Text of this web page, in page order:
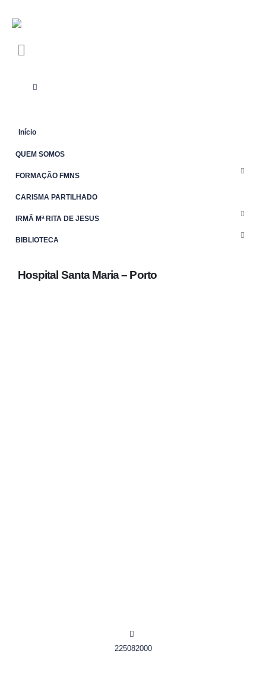
Início
QUEM SOMOS
FORMAÇÃO FMNS
CARISMA PARTILHADO
IRMÃ Mª RITA DE JESUS
BIBLIOTECA
Hospital Santa Maria – Porto
225082000